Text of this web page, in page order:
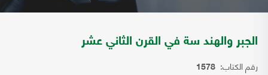
الجبر والهند سة في القرن الثاني عشر
رقم الكتاب: 1578